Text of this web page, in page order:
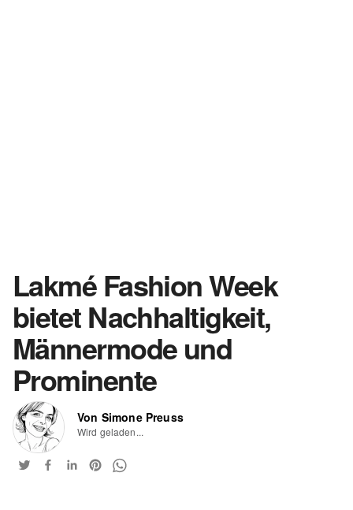
Lakmé Fashion Week
bietet Nachhaltigkeit,
Männermode und
Prominente
Von Simone Preuss
Wird geladen...